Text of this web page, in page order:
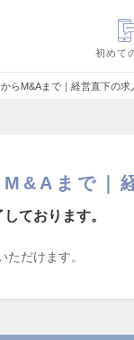
初めて
らM&Aまで｜経営直下の求
M&Aまで｜
ております。
ただけます。